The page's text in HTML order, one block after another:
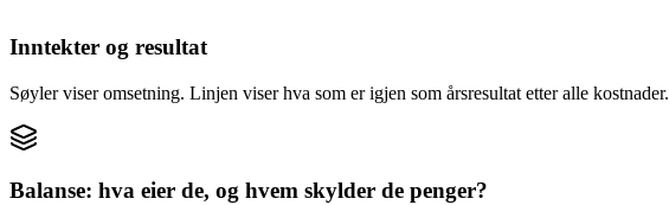
Inntekter og resultat
Søyler viser omsetning. Linjen viser hva som er igjen som årsresultat etter alle kostnader.
Balanse: hva eier de, og hvem skylder de penger?